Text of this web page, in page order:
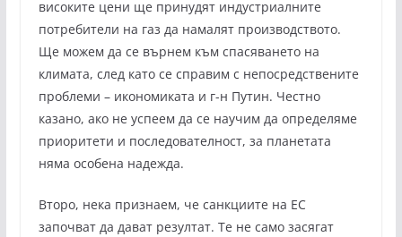
високите цени ще принудят индустриалните
потребители на газ да намалят производството.
Ще можем да се върнем към спасяването на
климата, след като се справим с непосредствените
проблеми – икономиката и г-н Путин. Честно
казано, ако не успеем да се научим да определяме
приоритети и последователност, за планетата
няма особена надежда.
Второ, нека признаем, че санкциите на ЕС
започват да дават резултат. Те не само засягат